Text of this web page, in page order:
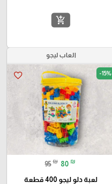
add_shopping_cart
العاب ليجو
favorite_border -15%
95 ₪ 80 ₪
لعبة دلو ليجو 400 قطعة